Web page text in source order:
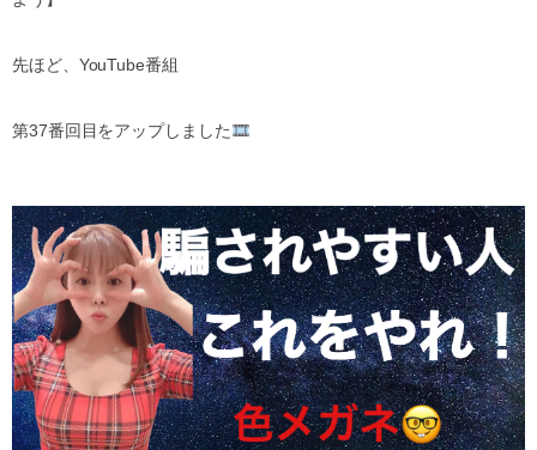
先ほど、 YouTube番組
第37番回目をアップしました